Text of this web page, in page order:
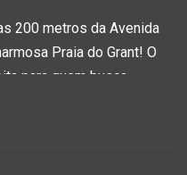
200 metros da Avenida
Praia do Grant! O
para quem busca
privilegiada